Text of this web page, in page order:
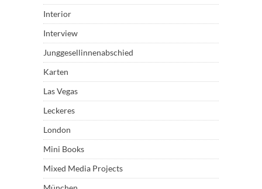
Interior
Interview
Junggesellinnenabschied
Karten
Las Vegas
Leckeres
London
Mini Books
Mixed Media Projects